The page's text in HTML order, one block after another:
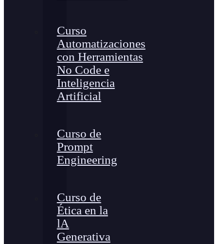
Curso
Automatizaciones
con Herramientas
No Code e
Inteligencia
Artificial
Curso de
Prompt
Engineering
Curso de
Ética en la
lA
Generativa